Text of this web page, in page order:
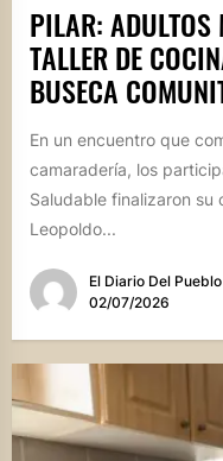
PILAR: ADULTOS
TALLER DE
BUSECA
En un encuentro que
camaradería, los
Saludable finalizaron su
Leopoldo...
El Diario Del Pueblo
02/07/2026